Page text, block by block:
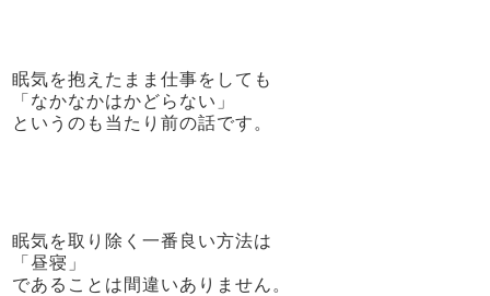
眠気を抱えたまま仕事をしても
「なかなかはかどらない」
というのも当たり前の話です。
眠気を取り除く一番良い方法は
「昼寝」
であることは間違いありません。